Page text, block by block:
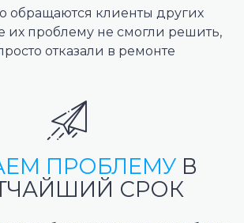
обращаются клиенты других
их проблему не смогли решить,
отказали в ремонте
ПРОБЛЕМУ В
СРОК